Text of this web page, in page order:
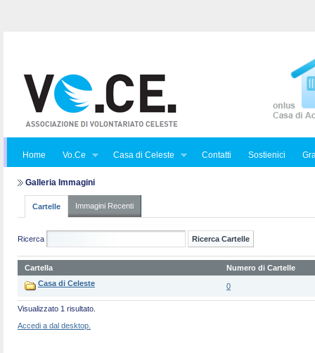
Home Vo.Ce Casa di Celeste Contatti Sostienici
Galleria Immagini
Cartelle Immagini Recenti
Ricerca
Cartella
Numero di Cartelle
Casa di Celeste
0
Visualizzato 1 risultato.
Accedi a dal desktop.